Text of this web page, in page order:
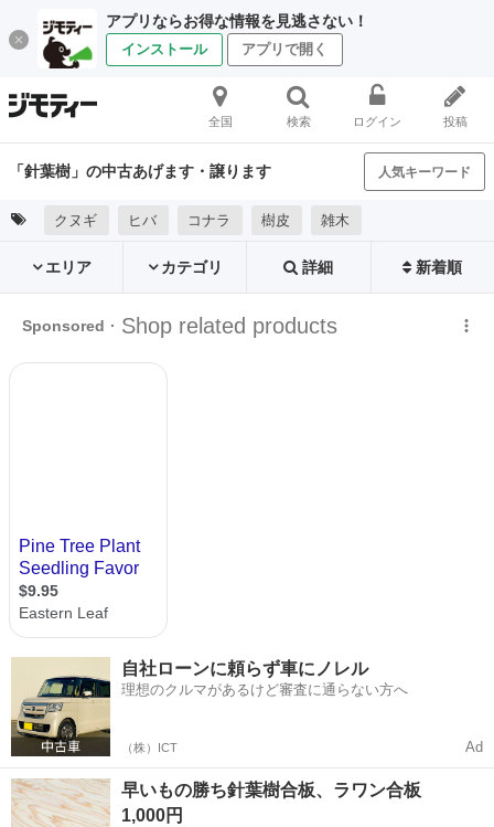
アプリならお得な情報を見逃さない！
インストール アプリで開く
全国 検索 ログイン 投稿
「針葉樹」の中古あげます・譲ります 人気キーワード
クヌギ ヒバ コナラ 樹皮 雑木
エリア カテゴリ 詳細 新着順
自社ローンに頼らず車にノレル
理想のクルマがあるけど審査に通らない方へ
（株）ICT Ad
早いもの勝ち針葉樹合板、ラワン合板
1,000円